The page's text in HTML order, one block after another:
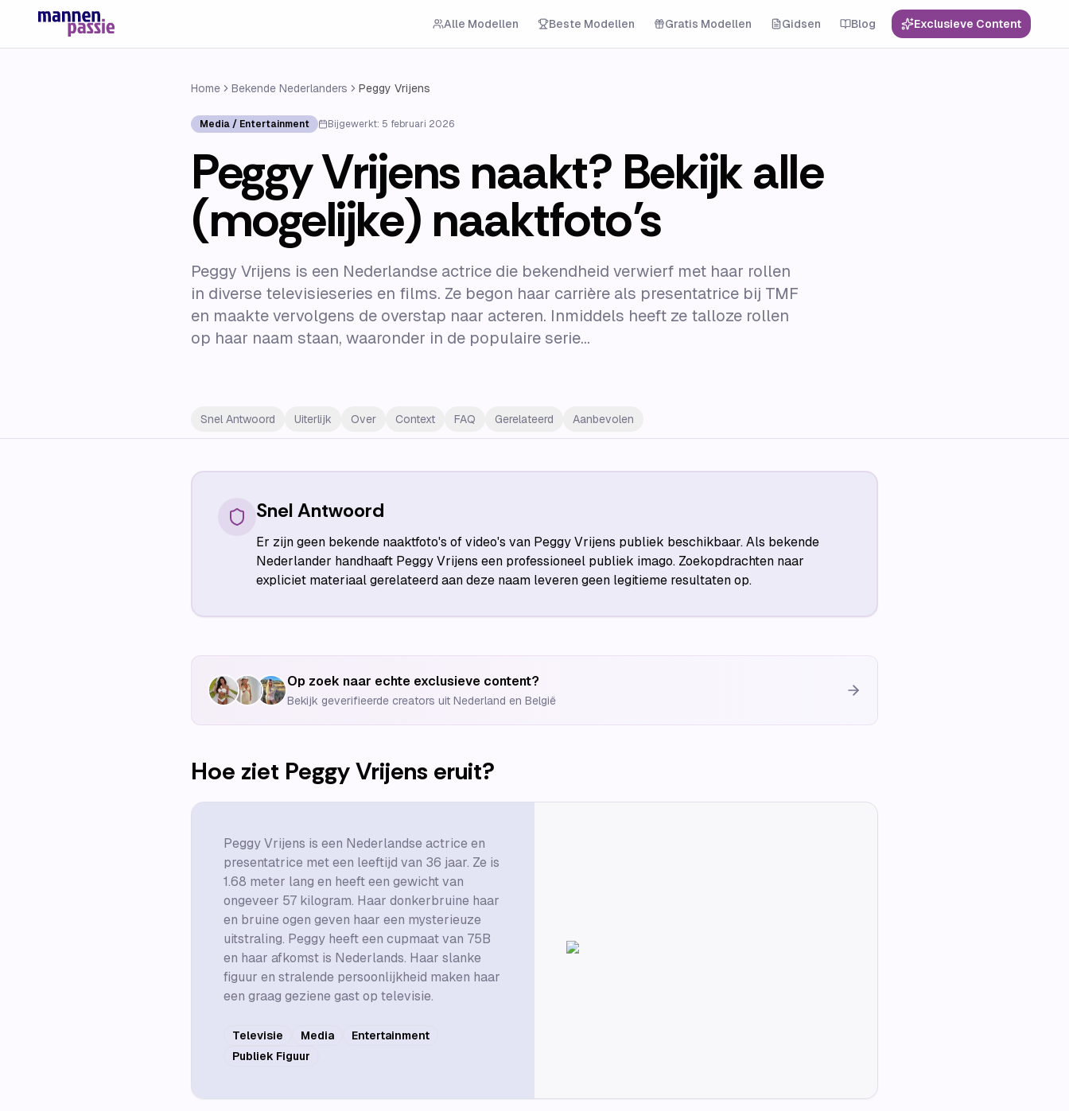
Alle Modellen Beste Modellen Gratis Modellen Gidsen Blog Exclusieve Content
Home Bekende Nederlanders Peggy Vrijens
Media / Entertainment Bijgewerkt: 5 februari 2026
Peggy Vrijens naakt? Bekijk alle
(mogelijke) naaktfoto’s
Peggy Vrijens is een Nederlandse actrice die bekendheid verwierf met haar rollen
in diverse televisieseries en films. Ze begon haar carrière als presentatrice bij TMF
en maakte vervolgens de overstap naar acteren. Inmiddels heeft ze talloze rollen
op haar naam staan, waaronder in de populaire serie...
Snel Antwoord Uiterlijk Over Context FAQ Gerelateerd Aanbevolen
Snel Antwoord
Er zijn geen bekende naaktfoto's of video's van Peggy Vrijens publiek beschikbaar. Als bekende
Nederlander handhaaft Peggy Vrijens een professioneel publiek imago. Zoekopdrachten naar
expliciet materiaal gerelateerd aan deze naam leveren geen legitieme resultaten op.
Op zoek naar echte exclusieve content?
Bekijk geverifieerde creators uit Nederland en België
Hoe ziet Peggy Vrijens eruit?
Peggy Vrijens is een Nederlandse actrice en
presentatrice met een leeftijd van 36 jaar. Ze is
1.68 meter lang en heeft een gewicht van
ongeveer 57 kilogram. Haar donkerbruine haar
en bruine ogen geven haar een mysterieuze
uitstraling. Peggy heeft een cupmaat van 75B
en haar afkomst is Nederlands. Haar slanke
figuur en stralende persoonlijkheid maken haar
een graag geziene gast op televisie.
Televisie Media
Entertainment
Publiek Figuur